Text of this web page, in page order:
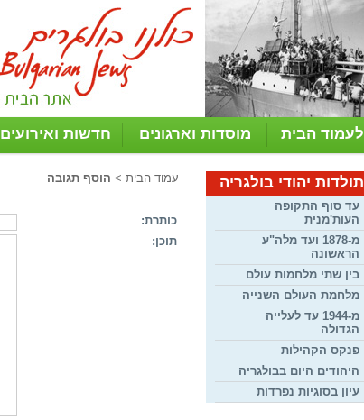
לעמוד הבית מוסדות וארגונים חדשות ואירועים
תולדות יהודי בולגריה
עד סוף התקופה
העות'מנית
מ-1878 ועד מלה"ע
הראשונה
בין שתי מלחמות עולם
מלחמת העולם השנייה
מ-1944 עד לעלייה
הגדולה
פנקס הקהילות
היהודים היום בבולגריה
עיון בסוגיות נפרדות
עמוד הבית > הוסף תגובה
כותרת:
תוכן: